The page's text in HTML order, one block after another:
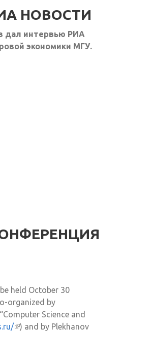
НОВОСТИ
дал интервью РИА
экономики МГУ.
held October 30
organized by
Science and
(внешняя ссылка)
) and by Plekhanov
ссылка)